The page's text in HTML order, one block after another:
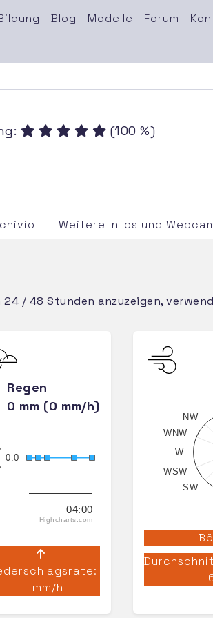
Blog Modelle Forum
(100 %)
Weitere Infos und
/ 48 Stunden anzuzeigen,
Regen
0 mm (0 mm/h)
04:00
0.0
Highcharts.com
-- mm/h
SW
WSW
W
WNW
NW